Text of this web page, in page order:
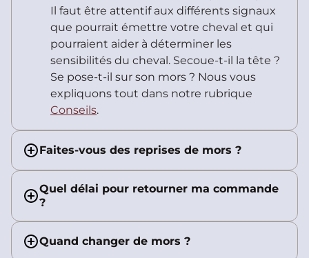
Il faut être attentif aux différents signaux
que pourrait émettre votre cheval et qui
pourraient aider à déterminer les
sensibilités du cheval. Secoue-t-il la tête ?
Se pose-t-il sur son mors ? Nous vous
expliquons tout dans notre rubrique
Conseils.
Faites-vous des reprises de mors ?
Quel délai pour retourner ma commande
?
Quand changer de mors ?